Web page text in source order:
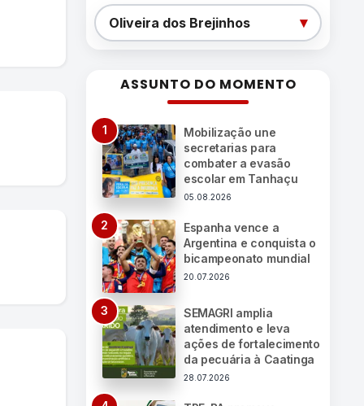
Categorias
Oliveira dos Brejinhos ▾
ASSUNTO DO MOMENTO
Mobilização une
secretarias para
combater a evasão
escolar em Tanhaçu
05.08.2026
Espanha vence a
Argentina e conquista o
bicampeonato mundial
20.07.2026
SEMAGRI amplia
atendimento e leva
ações de fortalecimento
da pecuária à Caatinga
28.07.2026